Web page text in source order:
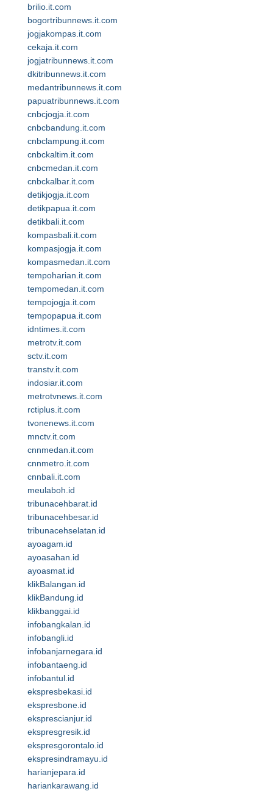
brilio.it.com
bogortribunnews.it.com
jogjakompas.it.com
cekaja.it.com
jogjatribunnews.it.com
dkitribunnews.it.com
medantribunnews.it.com
papuatribunnews.it.com
cnbcjogja.it.com
cnbcbandung.it.com
cnbclampung.it.com
cnbckaltim.it.com
cnbcmedan.it.com
cnbckalbar.it.com
detikjogja.it.com
detikpapua.it.com
detikbali.it.com
kompasbali.it.com
kompasjogja.it.com
kompasmedan.it.com
tempoharian.it.com
tempomedan.it.com
tempojogja.it.com
tempopapua.it.com
idntimes.it.com
metrotv.it.com
sctv.it.com
transtv.it.com
indosiar.it.com
metrotvnews.it.com
rctiplus.it.com
tvonenews.it.com
mnctv.it.com
cnnmedan.it.com
cnnmetro.it.com
cnnbali.it.com
meulaboh.id
tribunacehbarat.id
tribunacehbesar.id
tribunacehselatan.id
ayoagam.id
ayoasahan.id
ayoasmat.id
klikBalangan.id
klikBandung.id
klikbanggai.id
infobangkalan.id
infobangli.id
infobanjarnegara.id
infobantaeng.id
infobantul.id
ekspresbekasi.id
ekspresbone.id
eksprescianjur.id
ekspresgresik.id
ekspresgorontalo.id
ekspresindramayu.id
harianjepara.id
hariankarawang.id